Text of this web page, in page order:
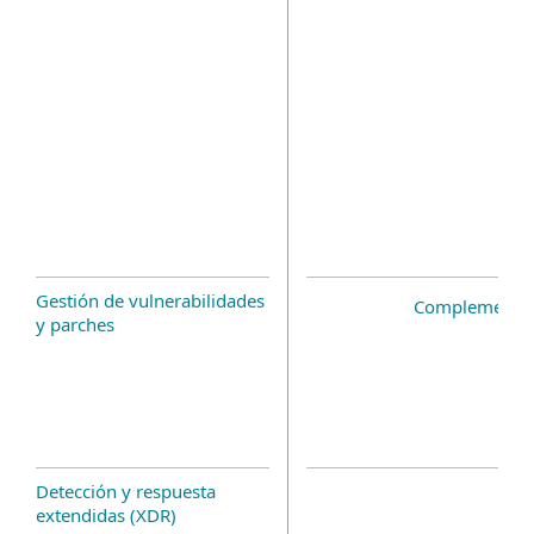
Gestión de vulnerabilidades
y parches
Detección y respuesta
extendidas (XDR)